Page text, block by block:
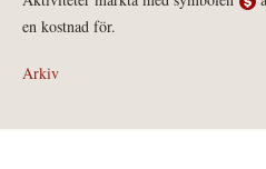
en kostnad för.
Arkiv